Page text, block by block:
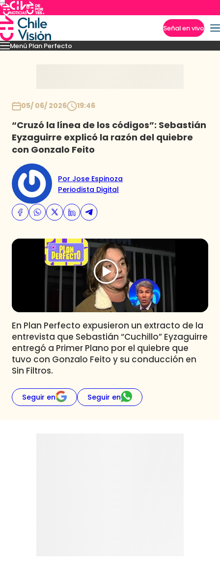
Señal en vivo
Menú Plan Perfecto
Momentos Capítulos Novedades
05/ 06/ 2026 19:46
“Cruzó la línea de los códigos”: Sebastián
Eyzaguirre explicó la razón del quiebre
con Gonzalo Feito
Por Jose Espinoza
Periodista Digital
En Plan Perfecto expusieron un extracto de la
entrevista que Sebastián “Cuchillo” Eyzaguirre
entregó a Primer Plano por el quiebre que
tuvo con Gonzalo Feito y su conducción en
Sin Filtros.
Seguir en Seguir en
Imperdibles
Club De La Comedia
Contigo en Directo
Plan Perfecto
Todos Los Programas